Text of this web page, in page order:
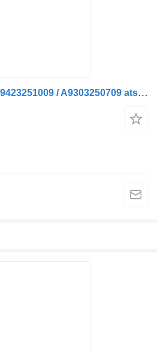
Bump Stop Axa Față A9423251009 / A9303250709 atsperes paliktnis paredzēts Mercedes-Benz A9423251009 / A9303250709 kravas automašīnas